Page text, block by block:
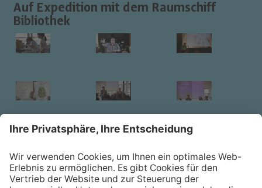
Auf Expedition mit dem Raumschiff
Bibliothek